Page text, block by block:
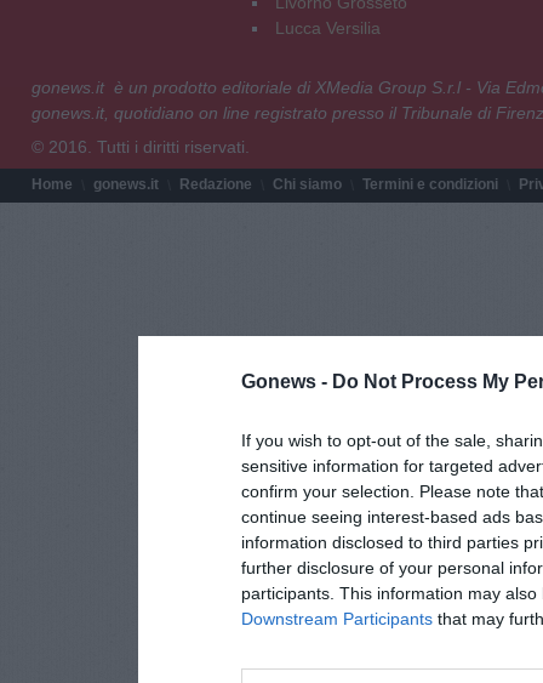
Gonews - Do Not Process My
If you wish to opt-out of the sale,
sensitive information for targeted
confirm your selection. Please note
continue seeing interest-based ads
information disclosed to third parties
further disclosure of your personal
participants. This information may
Downstream Participants that may
Lucca Versilia
gonews.it è un prodotto editoriale di XMedia Group S.r.l - Via
gonews.it, quotidiano on line registrato presso il Tribunale di
© 2016. Tutti i diritti riservati.
Home gonews.it Redazione Chi siamo Termini e condizioni